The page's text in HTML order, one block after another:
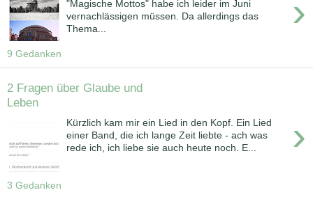
›
"Magische Mottos" habe ich leider im Juni
vernachlässigen müssen. Da allerdings das
Thema...
9 Gedanken
2 Fragen über Glaube und
Leben
›
Kürzlich kam mir ein Lied in den Kopf. Ein Lied
einer Band, die ich lange Zeit liebte - ach was
rede ich, ich liebe sie auch heute noch. E...
3 Gedanken